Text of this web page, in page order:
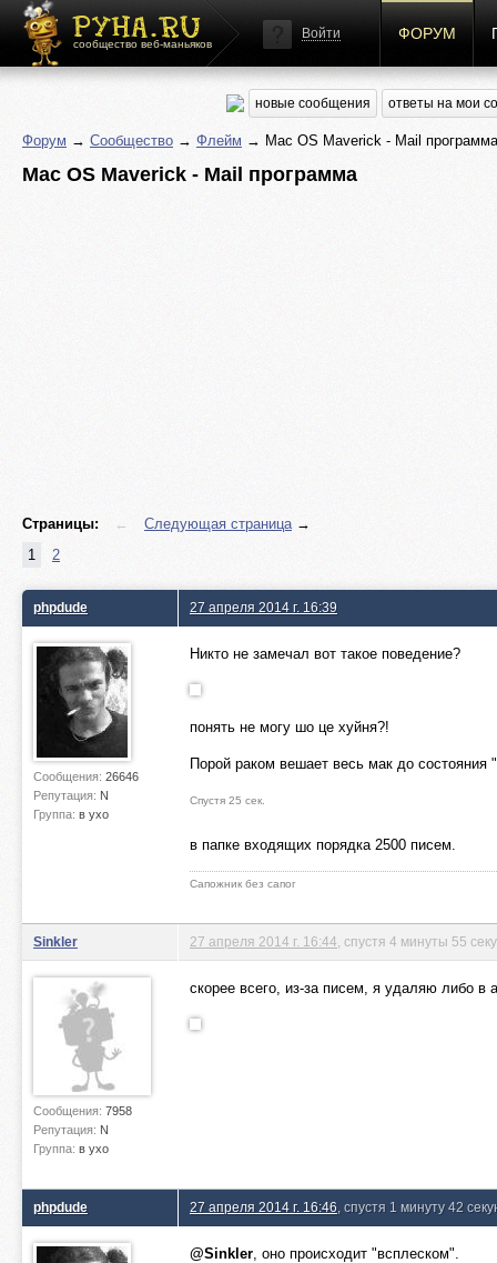
сообщество веб-маньяков
Войти ФОРУМ
новые сообщения ответы на мои
Форум → Сообщество → Флейм → Mac OS Maverick - Mail программа
Mac OS Maverick - Mail программа
Страницы: ← Следующая страница→
1
2
phpdude
Сообщения: 26646
Репутация: N
Группа: в ухо
27 апреля 2014 г. 16:39
Никто не замечал вот такое поведение?
понять не могу шо це хуйня?!
Порой раком вешает весь мак до состояния
Спустя 25 сек.
в папке входящих порядка 2500 писем.
Сапожник без сапог
Sinkler
Сообщения: 7958
Репутация: N
Группа: в ухо
27 апреля 2014 г. 16:44 , спустя 4 минуты 55
скорее всего, из-за писем, я удаляю либо в
phpdude 27 апреля 2014 г. 16:46 , спустя 1 минуту 42
@Sinkler, оно происходит "всплеском".